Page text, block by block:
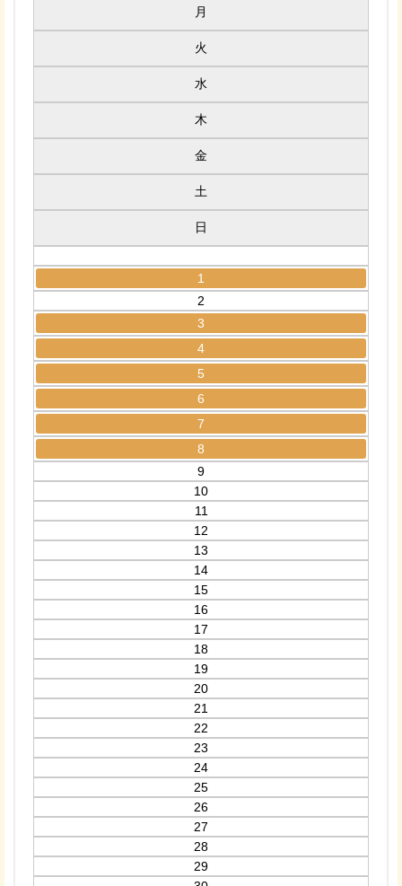
月
火
水
木
金
土
日
1
2
3
4
5
6
7
8
9
10
11
12
13
14
15
16
17
18
19
20
21
22
23
24
25
26
27
28
29